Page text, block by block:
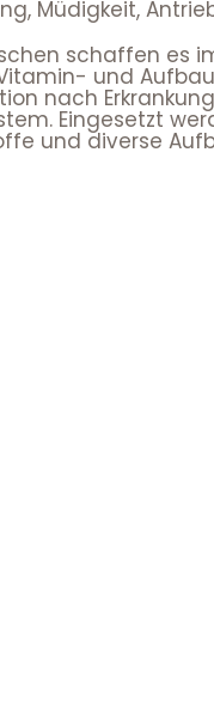
Müdigkeit,
schaffen es
und
nach
Eingesetzt
und diverse